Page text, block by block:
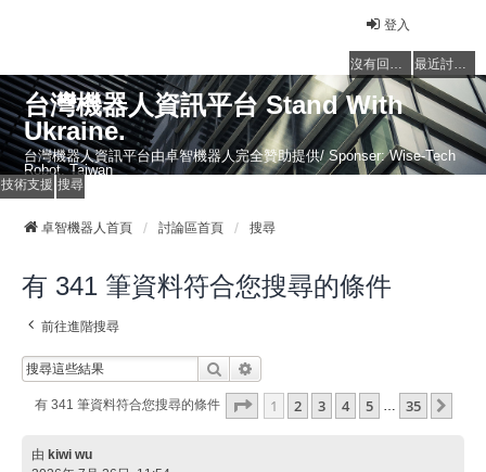
登入
沒有回覆的主題 最近討論的主題
台灣機器人資訊平台 Stand With
Ukraine.
台灣機器人資訊平台由卓智機器人完全贊助提供/ Sponser: Wise-Tech
Robot, Taiwan
技術支援 搜尋
卓智機器人首頁 討論區首頁 搜尋
有 341 筆資料符合您搜尋的條件
前往進階搜尋
搜尋
有 341 筆資料符合您搜尋的條件 第 1 頁 (共35 頁)
1 2 3 4 5 … 35
由 kiwi wu